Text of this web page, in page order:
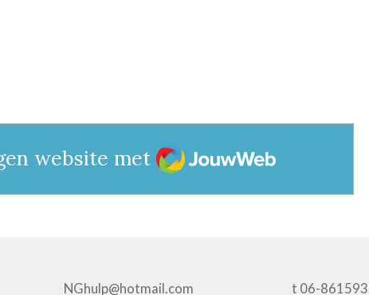
website met JouwWeb
NGhulp@hotmail.com t 06-